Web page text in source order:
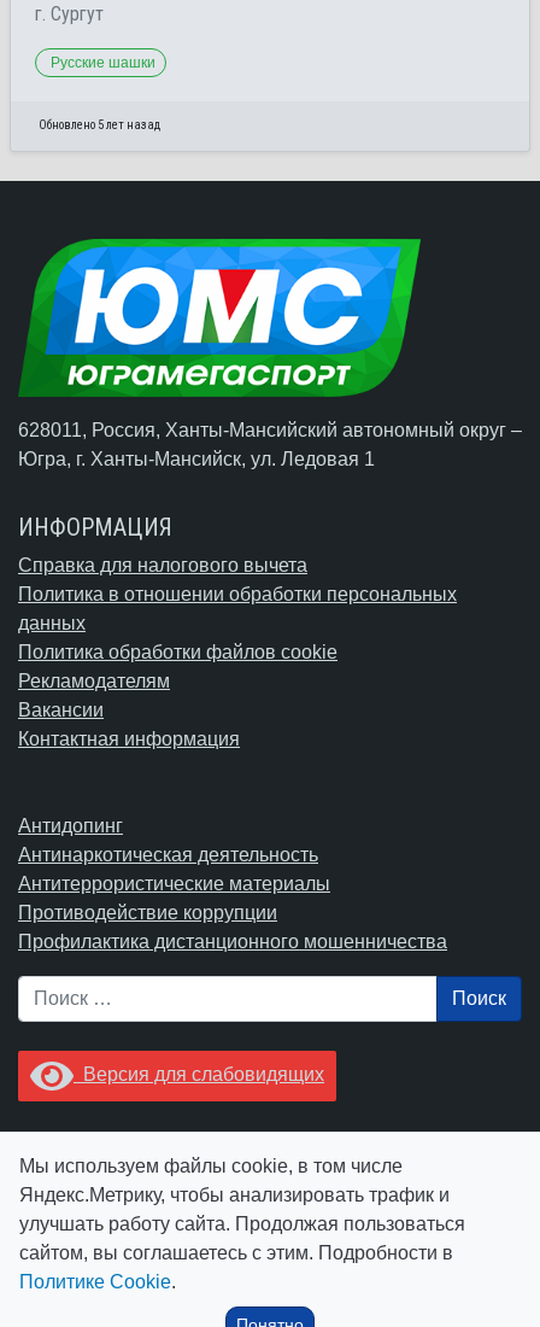
г. Сургут
Русские шашки
Обновлено 5 лет назад
628011, Россия, Ханты-Мансийский автономный округ –
Югра, г. Ханты-Мансийск, ул. Ледовая 1
ИНФОРМАЦИЯ
Справка для налогового вычета
Политика в отношении обработки персональных
данных
Политика обработки файлов cookie
Рекламодателям
Вакансии
Контактная информация
Антидопинг
Антинаркотическая деятельность
Антитеррористические материалы
Противодействие коррупции
Профилактика дистанционного мошенничества
Поиск
Версия для слабовидящих
Ctrl+Enter.
© АУ "ЮграМегаСпорт" 2026
Мы используем файлы cookie, в том числе
Яндекс.Метрику, чтобы анализировать трафик и
улучшать работу сайта. Продолжая пользоваться
сайтом, вы соглашаетесь с этим. Подробности в
Политике Cookie.